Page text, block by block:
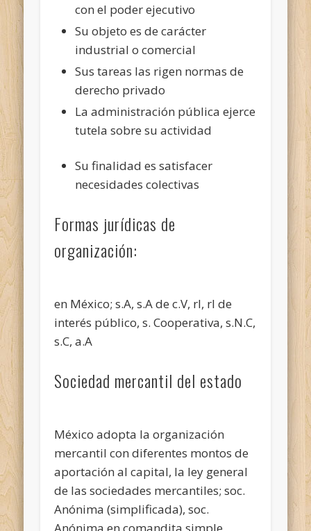
con el poder ejecutivo
Su objeto es de carácter
industrial o comercial
Sus tareas las rigen normas de
derecho privado
La administración pública ejerce
tutela sobre su actividad
Su finalidad es satisfacer
necesidades colectivas
Formas jurídicas de
organización:
en México; s.A, s.A de c.V, rl, rl de
interés público, s. Cooperativa, s.N.C,
s.C, a.A
Sociedad mercantil del estado
México adopta la organización
mercantil con diferentes montos de
aportación al capital, la ley general
de las sociedades mercantiles; soc.
Anónima (simplificada), soc.
Anónima en comandita simple,